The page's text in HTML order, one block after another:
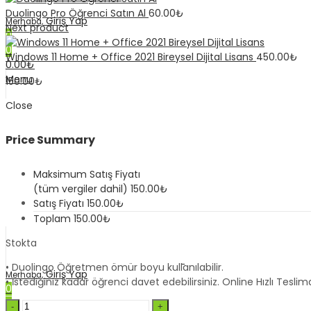
Merhaba, Giriş Yap
0
0
0.00₺
Menu
Merhaba, Giriş Yap
0
0
Duolingo Pro Öğrenci Satın Al 60.00₺
Next product
Windows 11 Home + Office 2021 Bireysel Dijital Lisans 450.00₺
150.00₺
Close
Price Summary
Maksimum Satış Fiyatı
(tüm vergiler dahil) 150.00₺
Satış Fiyatı 150.00₺
Toplam 150.00₺
Stokta
• Duolingo Öğretmen ömür boyu kullanılabilir.
• İstediğiniz kadar öğrenci davet edebilirsiniz. Online Hızlı
Duolingo